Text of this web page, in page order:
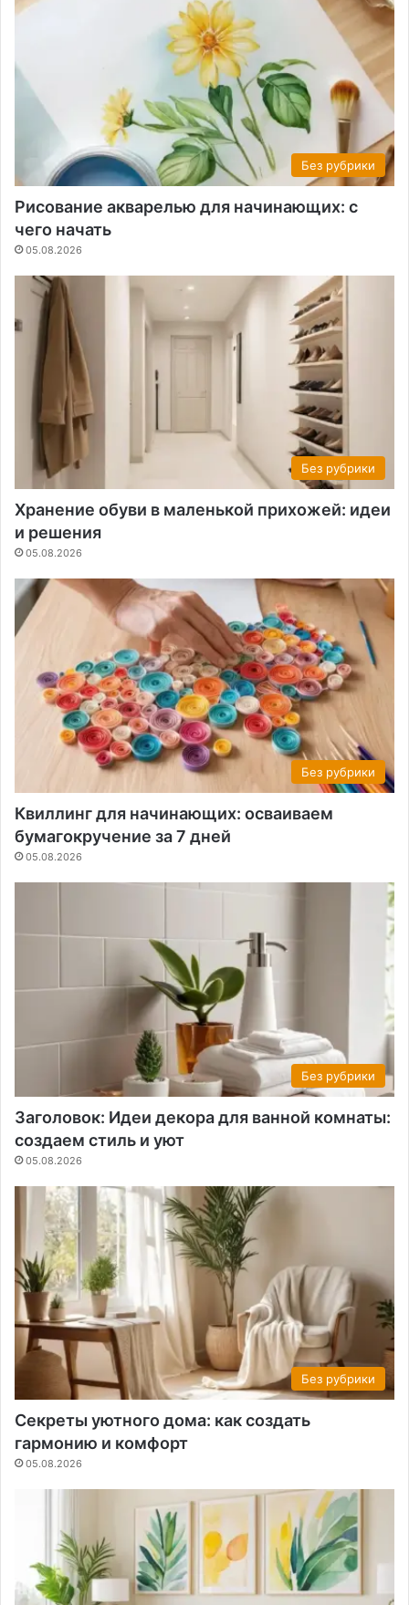
Без рубрики
Рисование акварелью для начинающих: с
чего начать
05.08.2026
Без рубрики
Хранение обуви в маленькой прихожей: идеи
и решения
05.08.2026
Без рубрики
Квиллинг для начинающих: осваиваем
бумагокручение за 7 дней
05.08.2026
Без рубрики
Заголовок: Идеи декора для ванной комнаты:
создаем стиль и уют
05.08.2026
Без рубрики
Секреты уютного дома: как создать
гармонию и комфорт
05.08.2026